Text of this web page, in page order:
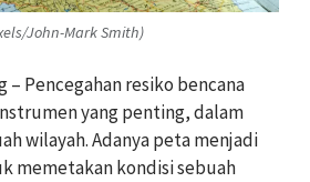
John-Mark Smith)
– Pencegahan resiko bencana
yang penting, dalam
wilayah. Adanya peta menjadi
memetakan kondisi sebuah